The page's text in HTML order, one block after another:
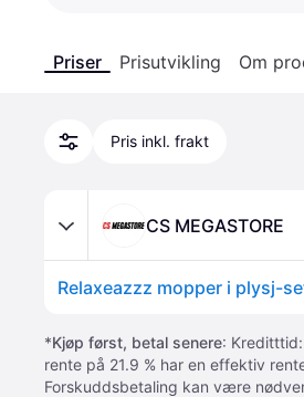
Priser Prisutvikling Om
Pris inkl. frakt
CS MEGASTORE
Relaxeazzz mopper i plysj-
*Kjøp først, betal senere:
rente på 21.9 % har en effektiv
Forskuddsbetaling kan være